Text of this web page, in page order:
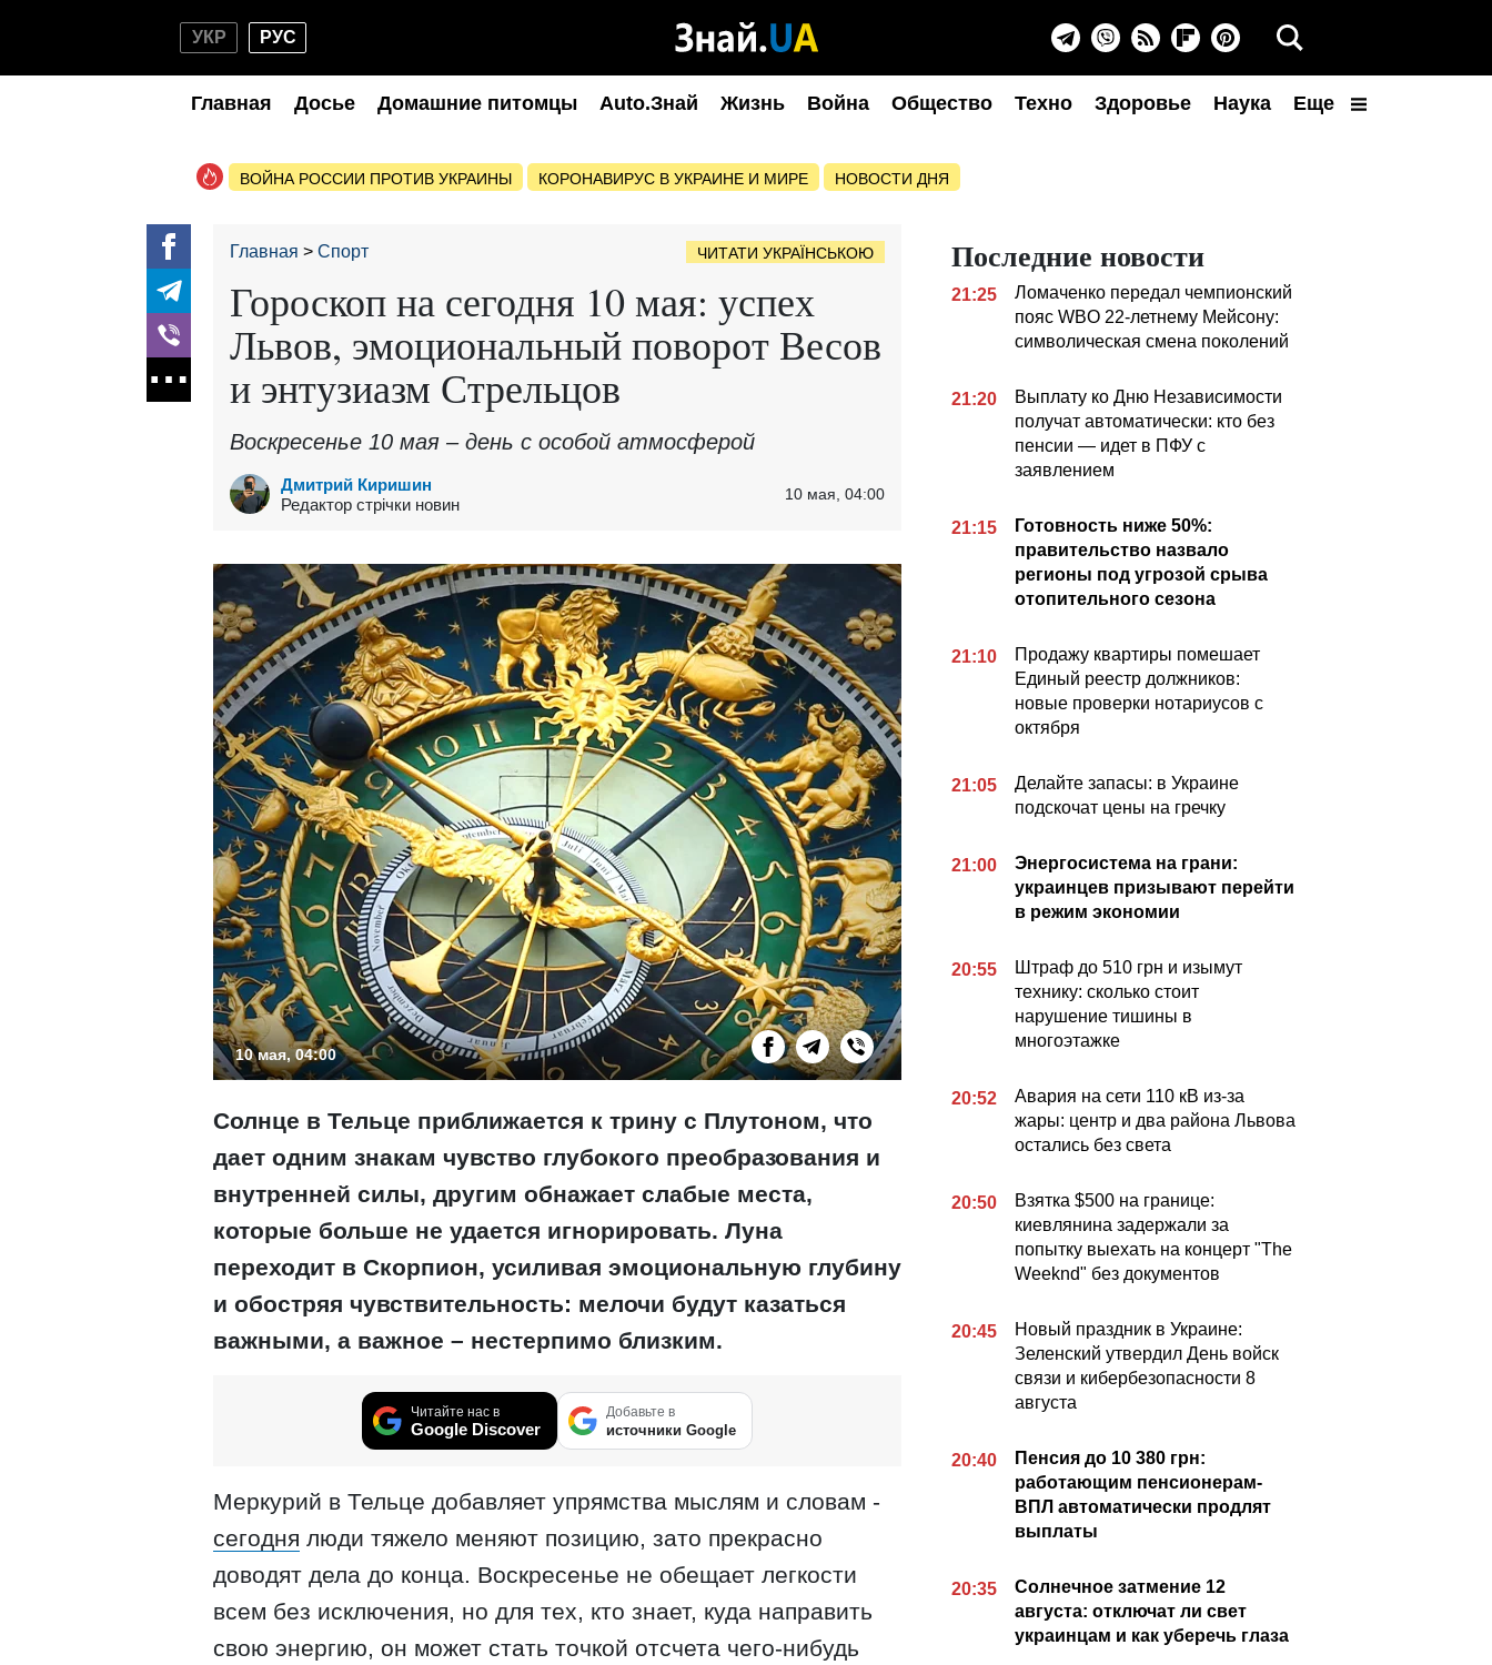
УКР РУС
Главная Досье Домашние питомцы Auto.Знай Жизнь Война Общество Техно Здоровье Наука Еще
ВОЙНА РОССИИ ПРОТИВ УКРАИНЫ КОРОНАВИРУС В УКРАИНЕ И МИРЕ НОВОСТИ ДНЯ
Главная Спорт ЧИТАТИ УКРАЇНСЬКОЮ
Гороскоп на сегодня 10 мая: успех
Львов, эмоциональный поворот Весов
и энтузиазм Стрельцов
Воскресенье 10 мая – день с особой атмосферой
Дмитрий Киришин
Редактор стрічки новин
10 мая, 04:00
10 мая, 04:00
Солнце в Тельце приближается к трину с Плутоном, что
дает одним знакам чувство глубокого преобразования и
внутренней силы, другим обнажает слабые места,
которые больше не удается игнорировать. Луна
переходит в Скорпион, усиливая эмоциональную глубину
и обостряя чувствительность: мелочи будут казаться
важными, а важное – нестерпимо близким.
Читайте нас в
Google Discover
Добавьте в
источники Google
Меркурий в Тельце добавляет упрямства мыслям и словам -
сегодня люди тяжело меняют позицию, зато прекрасно
доводят дела до конца. Воскресенье не обещает легкости
всем без исключения, но для тех, кто знает, куда направить
свою энергию, он может стать точкой отсчета чего-нибудь
Последние новости
21:25
Ломаченко передал чемпионский
пояс WBO 22-летнему Мейсону:
символическая смена поколений
21:20
Выплату ко Дню Независимости
получат автоматически: кто без
пенсии — идет в ПФУ с
заявлением
21:15
Готовность ниже 50%:
правительство назвало
регионы под угрозой срыва
отопительного сезона
21:10
Продажу квартиры помешает
Единый реестр должников:
новые проверки нотариусов с
октября
21:05
Делайте запасы: в Украине
подскочат цены на гречку
21:00
Энергосистема на грани:
украинцев призывают перейти
в режим экономии
20:55
Штраф до 510 грн и изымут
технику: сколько стоит
нарушение тишины в
многоэтажке
20:52
Авария на сети 110 кВ из-за
жары: центр и два района Львова
остались без света
20:50
Взятка $500 на границе:
киевлянина задержали за
попытку выехать на концерт "The
Weeknd" без документов
20:45
Новый праздник в Украине:
Зеленский утвердил День войск
связи и кибербезопасности 8
августа
20:40
Пенсия до 10 380 грн:
работающим пенсионерам-
ВПЛ автоматически продлят
выплаты
20:35
Солнечное затмение 12
августа: отключат ли свет
украинцам и как уберечь глаза